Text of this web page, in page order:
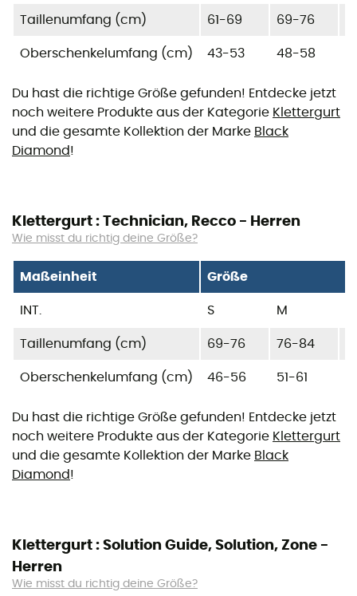
Taillenumfang (cm) 61-69 69-76
Oberschenkelumfang (cm) 43-53 48-58
Du hast die richtige Größe gefunden! Entdecke jetzt
noch weitere Produkte aus der Kategorie Klettergurt
und die gesamte Kollektion der Marke Black
Diamond!
Klettergurt : Technician, Recco - Herren
Wie misst du richtig deine Größe?
Maßeinheit Größe
INT. S M
Taillenumfang (cm) 69-76 76-84
Oberschenkelumfang (cm) 46-56 51-61
Du hast die richtige Größe gefunden! Entdecke jetzt
noch weitere Produkte aus der Kategorie Klettergurt
und die gesamte Kollektion der Marke Black
Diamond!
Klettergurt : Solution Guide, Solution, Zone -
Herren
Wie misst du richtig deine Größe?